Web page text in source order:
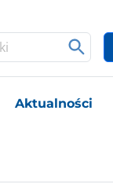
Aktualności